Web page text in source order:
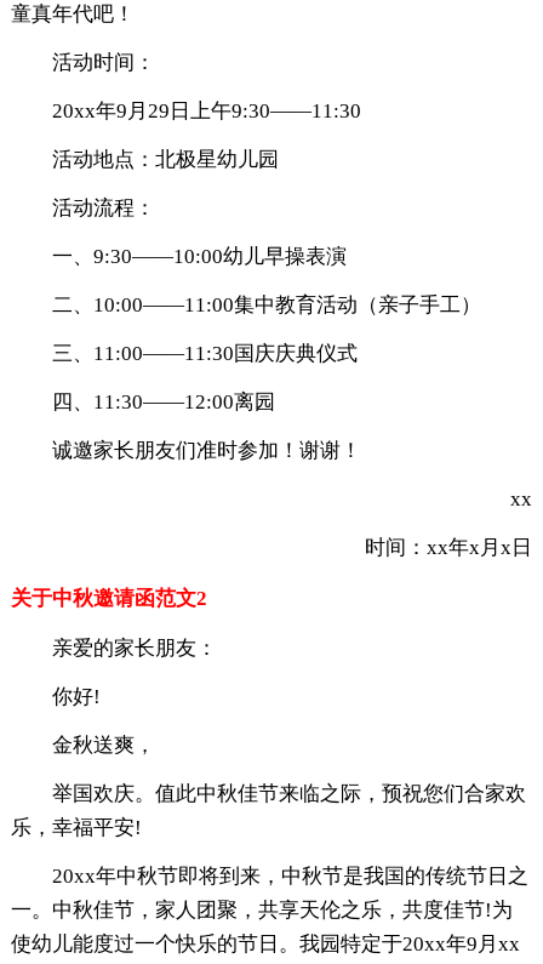
童真年代吧！
活动时间：
20xx年9月29日上午9:30——11:30
活动地点：北极星幼儿园
活动流程：
一、9:30——10:00幼儿早操表演
二、10:00——11:00集中教育活动（亲子手工）
三、11:00——11:30国庆庆典仪式
四、11:30——12:00离园
诚邀家长朋友们准时参加！谢谢！
xx
时间：xx年x月x日
关于中秋邀请函范文2
亲爱的家长朋友：
你好!
金秋送爽，
举国欢庆。值此中秋佳节来临之际，预祝您们合家欢
乐，幸福平安!
20xx年中秋节即将到来，中秋节是我国的传统节日之
一。中秋佳节，家人团聚，共享天伦之乐，共度佳节!为
使幼儿能度过一个快乐的节日。我园特定于20xx年9月xx